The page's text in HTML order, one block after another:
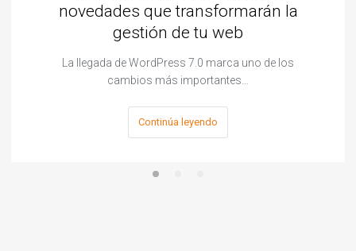
novedades que transformarán la
gestión de tu web
La llegada de WordPress 7.0 marca uno de los
cambios más importantes…
Continúa leyendo